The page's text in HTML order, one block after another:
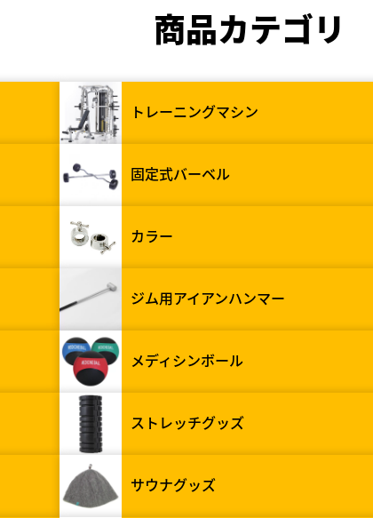
商品カテゴリ
トレーニングマシン
固定式バーベル
カラー
ジム用アイアンハンマー
メディシンボール
ストレッチグッズ
サウナグッズ